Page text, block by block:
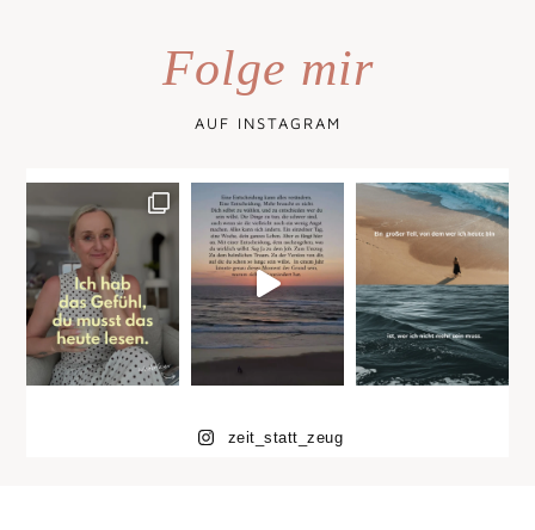
Folge mir
AUF INSTAGRAM
zeit_statt_zeug